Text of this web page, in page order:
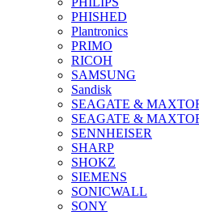
PHISHED
Plantronics
PRIMO
RICOH
SAMSUNG
Sandisk
SEAGATE &
SEAGATE &
SENNHEISER
SHARP
SHOKZ
SIEMENS
SONICWALL
SONY